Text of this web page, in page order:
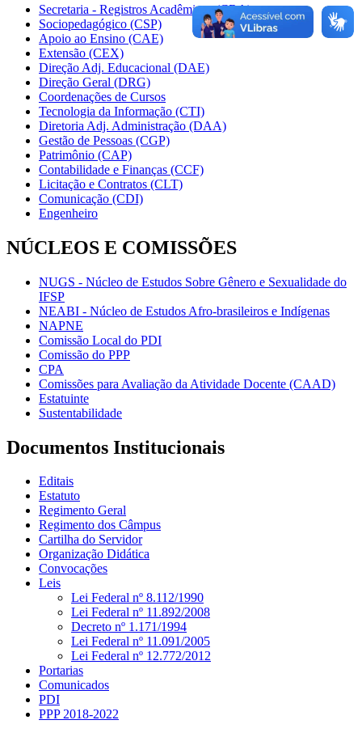
Secretaria - Registros Acadêmicos (CRA)
Sociopedagógico (CSP)
Apoio ao Ensino (CAE)
Extensão (CEX)
Direção Adj. Educacional (DAE)
Direção Geral (DRG)
Coordenações de Cursos
Tecnologia da Informação (CTI)
Diretoria Adj. Administração (DAA)
Gestão de Pessoas (CGP)
Patrimônio (CAP)
Contabilidade e Finanças (CCF)
Licitação e Contratos (CLT)
Comunicação (CDI)
Engenheiro
NÚCLEOS E COMISSÕES
NUGS - Núcleo de Estudos Sobre Gênero e Sexualidade do
IFSP
NEABI - Núcleo de Estudos Afro-brasileiros e Indígenas
NAPNE
Comissão Local do PDI
Comissão do PPP
CPA
Comissões para Avaliação da Atividade Docente (CAAD)
Estatuinte
Sustentabilidade
Documentos Institucionais
Editais
Estatuto
Regimento Geral
Regimento dos Câmpus
Cartilha do Servidor
Organização Didática
Convocações
Leis
Lei Federal nº 8.112/1990
Lei Federal nº 11.892/2008
Decreto nº 1.171/1994
Lei Federal nº 11.091/2005
Lei Federal nº 12.772/2012
Portarias
Comunicados
PDI
PPP 2018-2022